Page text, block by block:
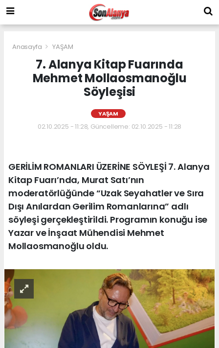
Anasayfa YAŞAM
7. Alanya Kitap Fuarında
Mehmet Mollaosmanoğlu
Söyleşisi
YAŞAM
02.10.2025 - 11:28, Güncelleme: 02.10.2025 - 11:28
GERİLİM ROMANLARI ÜZERİNE SÖYLEŞİ 7. Alanya
Kitap Fuarı’nda, Murat Satı’nın
moderatörlüğünde “Uzak Seyahatler ve Sıra
Dışı Anılardan Gerilim Romanlarına” adlı
söyleşi gerçekleştirildi. Programın konuğu ise
Yazar ve İnşaat Mühendisi Mehmet
Mollaosmanoğlu oldu.